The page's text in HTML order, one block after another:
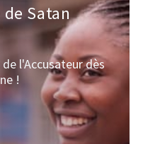
Satan
l'Accusateur dès
!